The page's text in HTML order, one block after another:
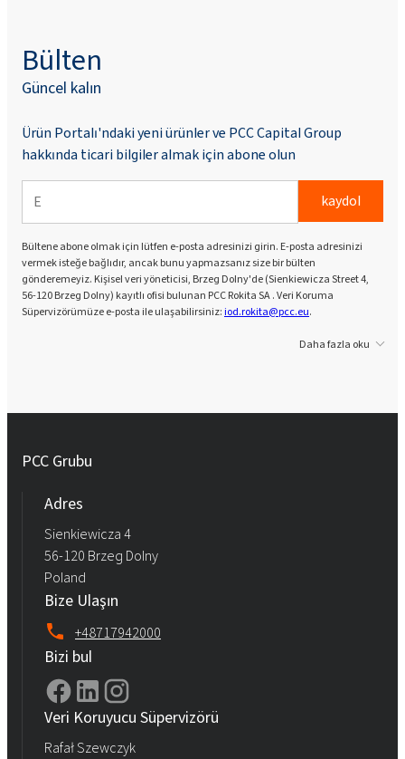
Bülten
Güncel kalın
Ürün Portalı'ndaki yeni ürünler ve PCC Capital Group
hakkında ticari bilgiler almak için abone olun
kaydol
Bültene abone olmak için lütfen e-posta adresinizi girin. E-posta adresinizi
vermek isteğe bağlıdır, ancak bunu yapmazsanız size bir bülten
gönderemeyiz. Kişisel veri yöneticisi, Brzeg Dolny'de (Sienkiewicza Street 4,
56-120 Brzeg Dolny) kayıtlı ofisi bulunan PCC Rokita SA . Veri Koruma
Süpervizörümüze e-posta ile ulaşabilirsiniz:iod.rokita@pcc.eu.
Daha fazla oku
PCC Grubu
Adres
Sienkiewicza 4
56-120 Brzeg Dolny
Poland
Bize Ulaşın
+48717942000
Bizi bul
Veri Koruyucu Süpervizörü
Rafał Szewczyk